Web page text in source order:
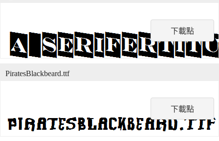
下載點
下載點
PiratesBlackbeard.ttf